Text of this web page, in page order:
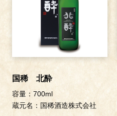
国稀 北酔
容量：700ml
蔵元名：国稀酒造株式会社